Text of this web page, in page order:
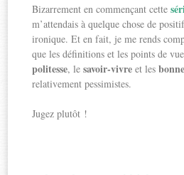
Bizarrement en commençant cette
m’attendais à quelque chose de
ironique. Et en fait, je me rends
que les définitions et les points de
politesse, lesavoir-vivre et les
relativement pessimistes.
Jugez plutôt !